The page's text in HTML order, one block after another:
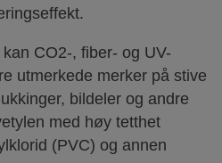
CO2-, fiber- og UV-
utmerkede merker på stive
bildeler og andre
med høy tetthet
(PVC) og annen